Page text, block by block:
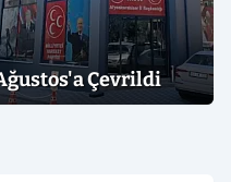
Çevrildi